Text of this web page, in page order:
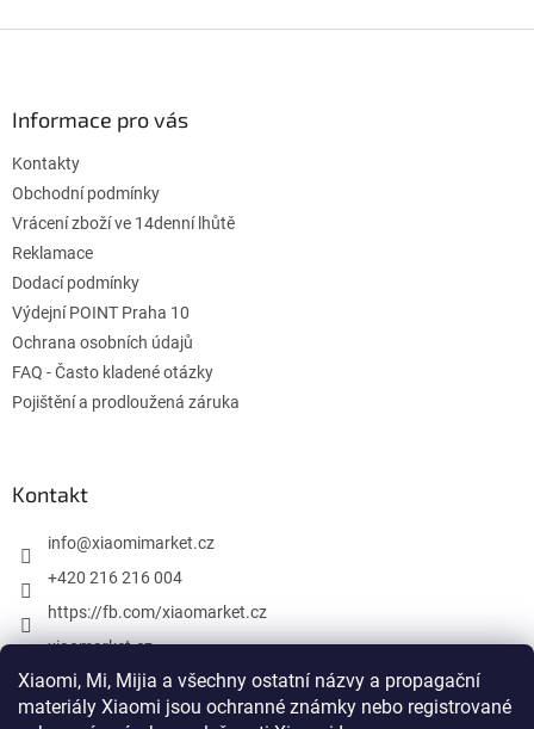
Xiaomi, Mi, Mijia a všechny ostatní názvy a propagační
materiály Xiaomi jsou ochranné známky nebo registrované
Informace pro vás
Kontakty
Obchodní podmínky
Vrácení zboží ve 14denní lhůtě
Reklamace
Dodací podmínky
Výdejní POINT Praha 10
Ochrana osobních údajů
FAQ - Často kladené otázky
Pojištění a prodloužená záruka
Kontakt
info@xiaomimarket.cz
+420 216 216 004
https://fb.com/xiaomarket.cz
xiaomarket.cz